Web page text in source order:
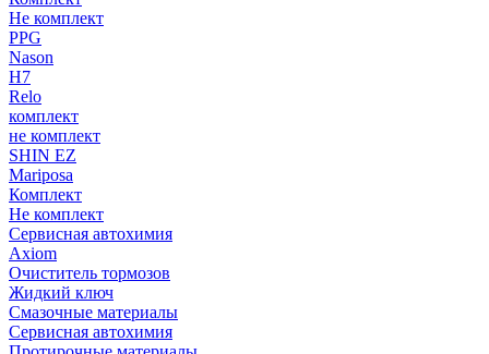
Не комплект
PPG
Nason
H7
Relo
комплект
не комплект
SHIN EZ
Mariposa
Комплект
Не комплект
Сервисная автохимия
Axiom
Очиститель тормозов
Жидкий ключ
Смазочные материалы
Сервисная автохимия